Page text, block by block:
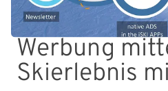
Werbung
Skierlebnis